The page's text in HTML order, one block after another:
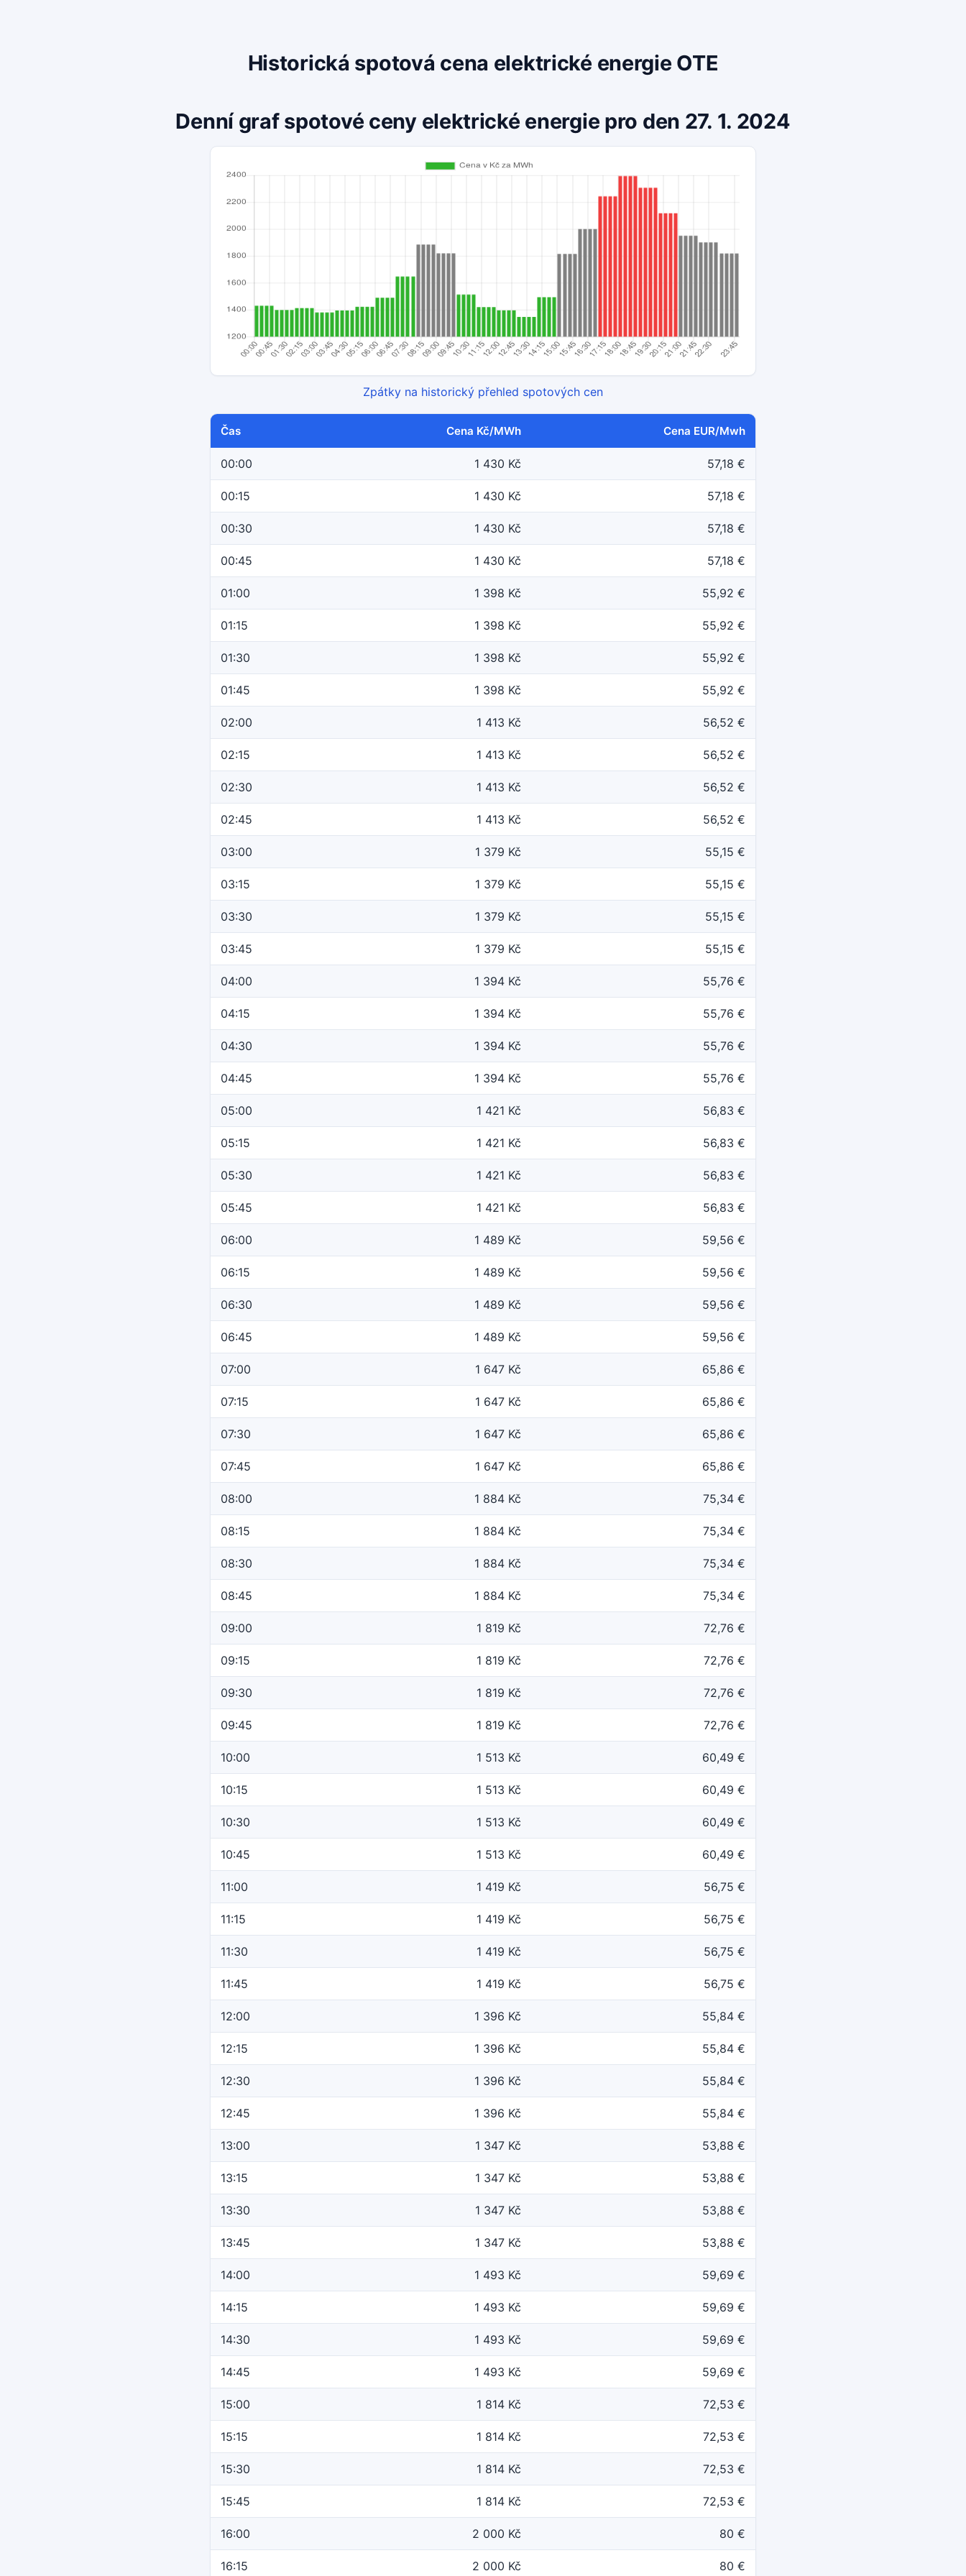
Historická spotová cena elektrické energie OTE
Denní graf spotové ceny elektrické energie pro den 27. 1. 2024
Zpátky na historický přehled spotových cen
Čas Cena Kč/MWh Cena EUR/Mwh
00:00 1 430 Kč 57,18 €
00:15 1 430 Kč 57,18 €
00:30 1 430 Kč 57,18 €
00:45 1 430 Kč 57,18 €
01:00 1 398 Kč 55,92 €
01:15 1 398 Kč 55,92 €
01:30 1 398 Kč 55,92 €
01:45 1 398 Kč 55,92 €
02:00 1 413 Kč 56,52 €
02:15 1 413 Kč 56,52 €
02:30 1 413 Kč 56,52 €
02:45 1 413 Kč 56,52 €
03:00 1 379 Kč 55,15 €
03:15 1 379 Kč 55,15 €
03:30 1 379 Kč 55,15 €
03:45 1 379 Kč 55,15 €
04:00 1 394 Kč 55,76 €
04:15 1 394 Kč 55,76 €
04:30 1 394 Kč 55,76 €
04:45 1 394 Kč 55,76 €
05:00 1 421 Kč 56,83 €
05:15 1 421 Kč 56,83 €
05:30 1 421 Kč 56,83 €
05:45 1 421 Kč 56,83 €
06:00 1 489 Kč 59,56 €
06:15 1 489 Kč 59,56 €
06:30 1 489 Kč 59,56 €
06:45 1 489 Kč 59,56 €
07:00 1 647 Kč 65,86 €
07:15 1 647 Kč 65,86 €
07:30 1 647 Kč 65,86 €
07:45 1 647 Kč 65,86 €
08:00 1 884 Kč 75,34 €
08:15 1 884 Kč 75,34 €
08:30 1 884 Kč 75,34 €
08:45 1 884 Kč 75,34 €
09:00 1 819 Kč 72,76 €
09:15 1 819 Kč 72,76 €
09:30 1 819 Kč 72,76 €
09:45 1 819 Kč 72,76 €
10:00 1 513 Kč 60,49 €
10:15 1 513 Kč 60,49 €
10:30 1 513 Kč 60,49 €
10:45 1 513 Kč 60,49 €
11:00 1 419 Kč 56,75 €
11:15 1 419 Kč 56,75 €
11:30 1 419 Kč 56,75 €
11:45 1 419 Kč 56,75 €
12:00 1 396 Kč 55,84 €
12:15 1 396 Kč 55,84 €
12:30 1 396 Kč 55,84 €
12:45 1 396 Kč 55,84 €
13:00 1 347 Kč 53,88 €
13:15 1 347 Kč 53,88 €
13:30 1 347 Kč 53,88 €
13:45 1 347 Kč 53,88 €
14:00 1 493 Kč 59,69 €
14:15 1 493 Kč 59,69 €
14:30 1 493 Kč 59,69 €
14:45 1 493 Kč 59,69 €
15:00 1 814 Kč 72,53 €
15:15 1 814 Kč 72,53 €
15:30 1 814 Kč 72,53 €
15:45 1 814 Kč 72,53 €
16:00 2 000 Kč 80 €
16:15 2 000 Kč 80 €